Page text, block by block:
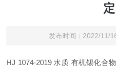
定
发布时间：2022/
HJ 1074-2019 水质 有机锡化合